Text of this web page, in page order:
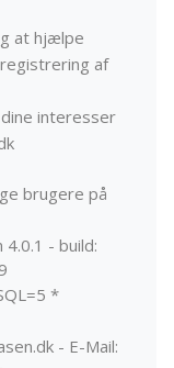
at hjælpe
af
interesser
brugere på
4.0.1 - build:
*
- E-Mail: